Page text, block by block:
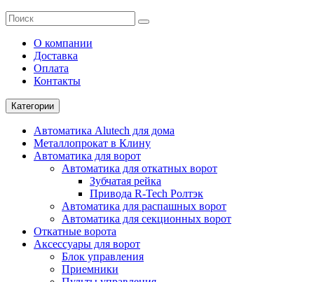
О компании
Доставка
Оплата
Контакты
Категории
Автоматика Alutech для дома
Металлопрокат в Клину
Автоматика для ворот
Автоматика для откатных ворот
Зубчатая рейка
Привода R-Tech Ролтэк
Автоматика для распашных ворот
Автоматика для секционных ворот
Откатные ворота
Аксессуары для ворот
Блок управления
Приемники